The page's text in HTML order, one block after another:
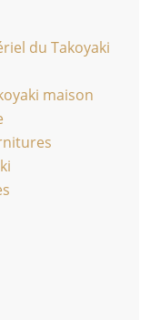
du Takoyaki
maison